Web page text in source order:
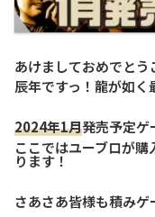
あけましておめでとう
辰年ですっ！龍が如く
2024年1月発売予定ゲ
ここではユーブロが
ります！
さあさあ皆様も積みゲ